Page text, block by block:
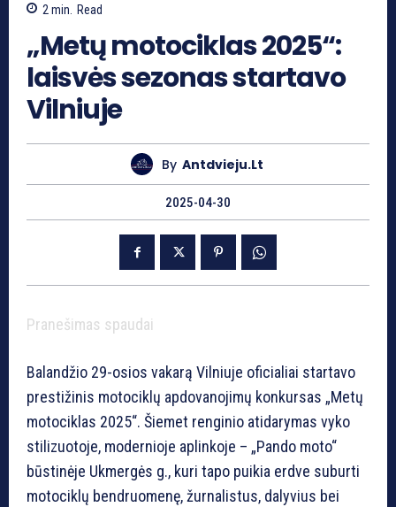
2 min. Read
„Metų motociklas 2025“:
laisvės sezonas startavo
Vilniuje
By Antdvieju.lt
2025-04-30
Pranešimas spaudai
Balandžio 29-osios vakarą Vilniuje oficialiai startavo
prestižinis motociklų apdovanojimų konkursas „Metų
motociklas 2025“. Šiemet renginio atidarymas vyko
stilizuotoje, modernioje aplinkoje – „Pando moto“
būstinėje Ukmergės g., kuri tapo puikia erdve suburti
motociklų bendruomenę, žurnalistus, dalyvius bei